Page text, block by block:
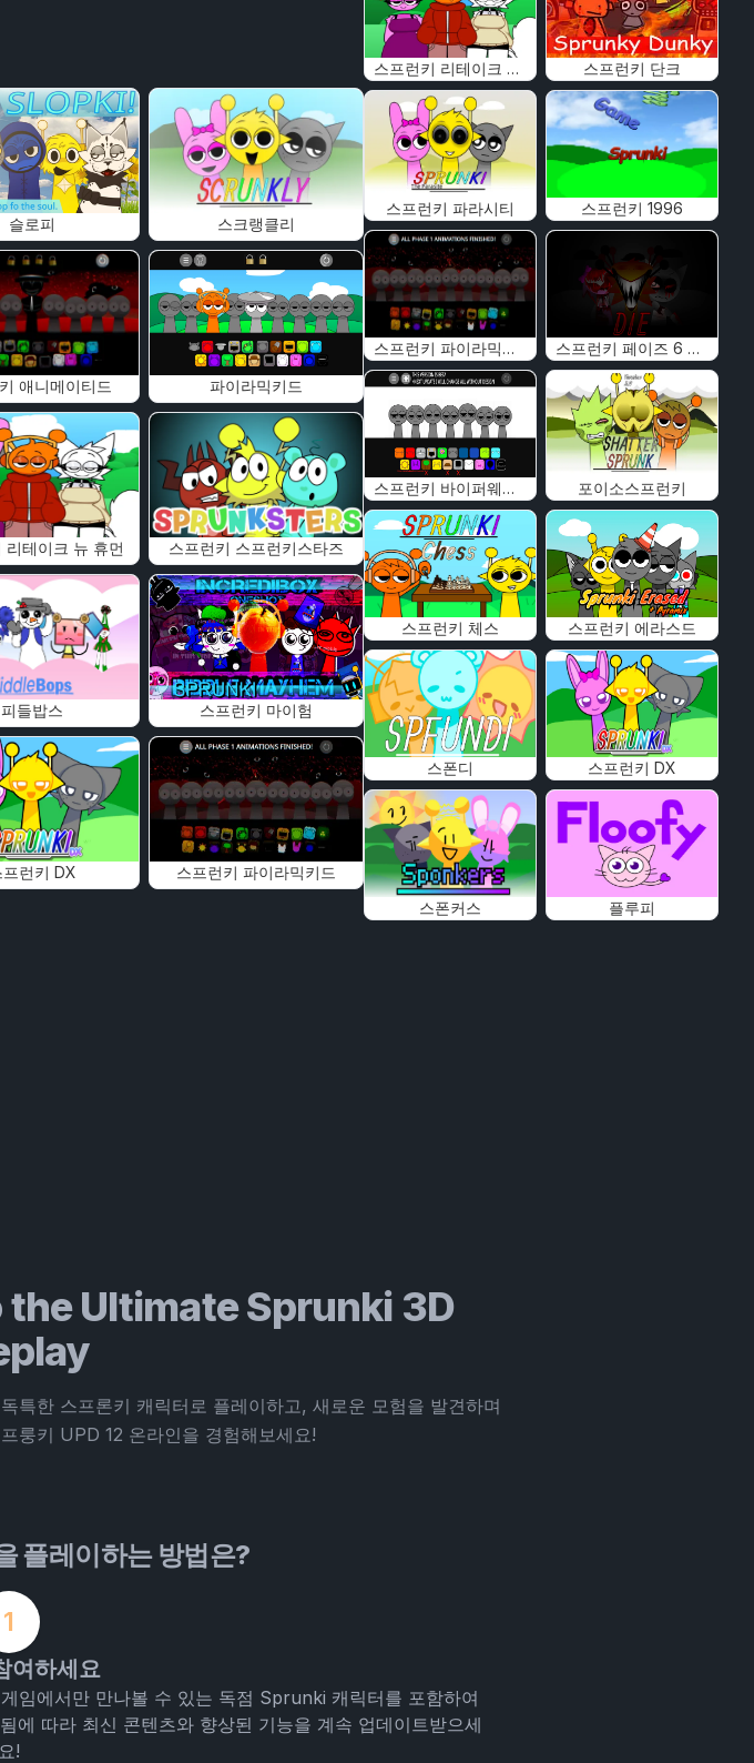
슬로피 스크랭클리
애니메이티드 파이라믹키드
리테이크 뉴 휴먼 스프런키 스프런키스타즈
피들밥스 스프런키 마이험
프런키 DX 스프런키 파이라믹키드
스프런키 리테이크 뉴 휴먼 스프런키 단크
스프런키 파라시티 스프런키 1996
스프런키 파이라믹키드 스프런키 페이즈 6 결정판
스프런키 바이퍼웨이브 포이소스프런키
스프런키 체스 스프런키 에라스드
스폰디 스프런키 DX
스폰커스 플루피
the Ultimate Sprunki 3D
특한 스프론키 캐릭터로 플레이하고, 새로운 모험을 발견하며
룽키 UPD 12 온라인을 경험해보세요!
플레이하는 방법은?
1
여하세요
임에서만 만나볼 수 있는 독점 Sprunki 캐릭터를 포함하여
에 따라 최신 콘텐츠와 향상된 기능을 계속 업데이트받으세
요!